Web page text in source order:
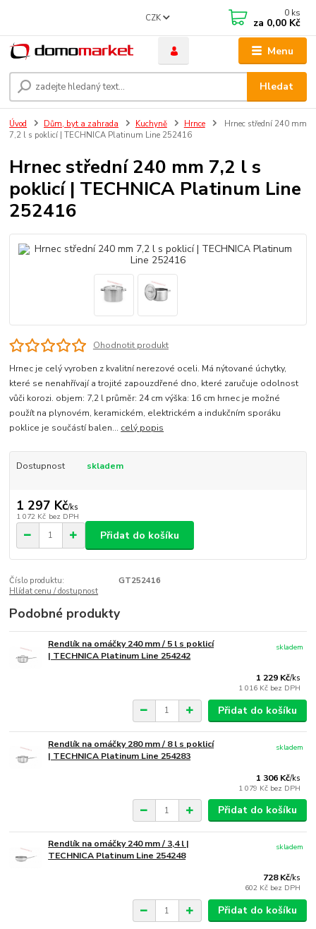
Menu
CZK
Hledat
0 ks
za 0,00 Kč
Úvod Dům, byt a zahrada Kuchyně Hrnce
Hrnec střední 240 mm
7,2 l s poklicí | TECHNICA Platinum Line 252416
Hrnec střední 240 mm 7,2 l s
poklicí | TECHNICA Platinum Line
252416
Ohodnotit produkt
Hrnec je celý vyroben z kvalitní nerezové oceli. Má nýtované úchytky,
které se nenahřívají a trojité zapouzdřené dno, které zaručuje odolnost
vůči korozi. objem: 7,2 l průměr: 24 cm výška: 16 cm hrnec je možné
použít na plynovém, keramickém, elektrickém a indukčním sporáku
poklice je součástí balen... celý popis
Dostupnost skladem
1 297 Kč/ks
1 072 Kč bez DPH
Přidat do košíku
Číslo produktu:
GT252416
Hlídat cenu / dostupnost
Podobné produkty
Rendlík na omáčky 240 mm / 5 l s poklicí
| TECHNICA Platinum Line 254242
1 229 Kč/ks
1 016 Kč bez DPH
skladem
Přidat do košíku
Rendlík na omáčky 280 mm / 8 l s poklicí
| TECHNICA Platinum Line 254283
1 306 Kč/ks
1 079 Kč bez DPH
skladem
Přidat do košíku
Rendlík na omáčky 240 mm / 3,4 l |
TECHNICA Platinum Line 254248
728 Kč/ks
602 Kč bez DPH
skladem
Přidat do košíku